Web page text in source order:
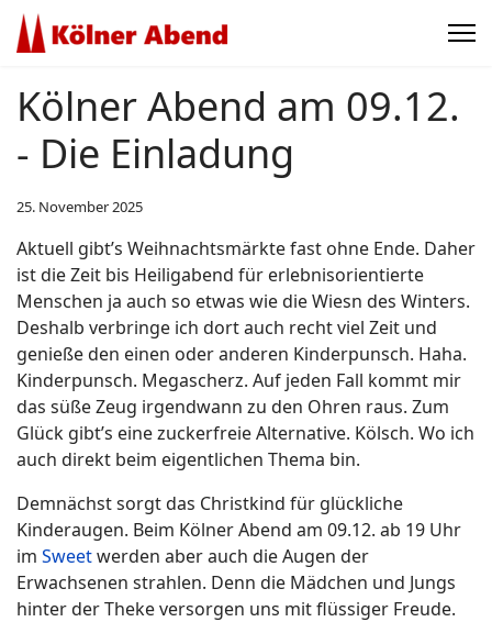
Kölner Abend am 09.12.
- Die Einladung
25. November 2025
Aktuell gibt’s Weihnachtsmärkte fast ohne Ende. Daher
ist die Zeit bis Heiligabend für erlebnisorientierte
Menschen ja auch so etwas wie die Wiesn des Winters.
Deshalb verbringe ich dort auch recht viel Zeit und
genieße den einen oder anderen Kinderpunsch. Haha.
Kinderpunsch. Megascherz. Auf jeden Fall kommt mir
das süße Zeug irgendwann zu den Ohren raus. Zum
Glück gibt’s eine zuckerfreie Alternative. Kölsch. Wo ich
auch direkt beim eigentlichen Thema bin.
Demnächst sorgt das Christkind für glückliche
Kinderaugen. Beim Kölner Abend am 09.12. ab 19 Uhr
im Sweetwerden aber auch die Augen der
Erwachsenen strahlen. Denn die Mädchen und Jungs
hinter der Theke versorgen uns mit flüssiger Freude.